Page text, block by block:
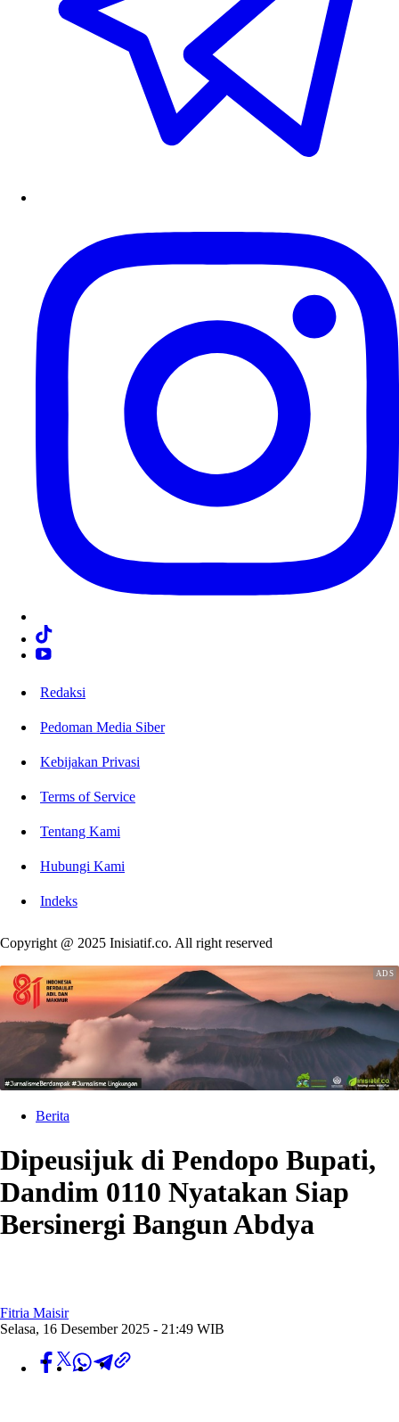
Redaksi
Pedoman Media Siber
Kebijakan Privasi
Terms of Service
Tentang Kami
Hubungi Kami
Indeks
Copyright @ 2025 Inisiatif.co. All right reserved
Berita
Dipeusijuk di Pendopo Bupati,
Dandim 0110 Nyatakan Siap
Bersinergi Bangun Abdya
Fitria Maisir
Selasa, 16 Desember 2025 - 21:49 WIB